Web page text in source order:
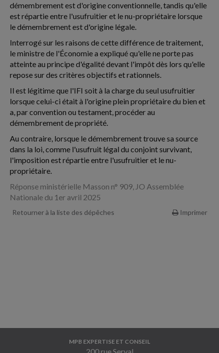
démembrement est d'origine conventionnelle, tandis qu'elle
est répartie entre l'usufruitier et le nu-propriétaire lorsque
le démembrement est d'origine légale.
Interrogé sur les raisons de cette différence de traitement,
le ministre de l'Économie a expliqué qu'elle ne porte pas
atteinte au principe d'égalité devant l'impôt dès lors qu'elle
repose sur des critères objectifs et rationnels.
Il est légitime que l'IFI soit à la charge du seul usufruitier
lorsque celui-ci était à l'origine plein propriétaire du bien et
a, par convention ou testament, procéder au
démembrement de propriété.
Au contraire, lorsque le démembrement trouve sa source
dans la loi, comme l'usufruit légal du conjoint survivant,
l'imposition est répartie entre l'usufruitier et le nu-
propriétaire.
Réponse ministérielle Masson n° 909, JO Assemblée
Nationale du 1er avril 2025
Retourner à la liste des dépêches Imprimer
MPB EXPERTISE ET CONSEIL
200 rue Serval